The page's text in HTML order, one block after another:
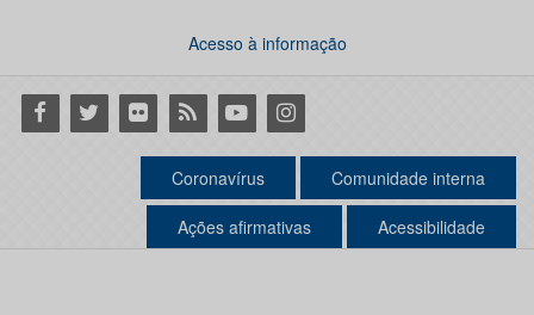
Acesso à informação
Facebook
Twitter Flickr RSS YoutubeInstagram
Coronavírus Comunidade interna
Ações afirmativas Acessibilidade